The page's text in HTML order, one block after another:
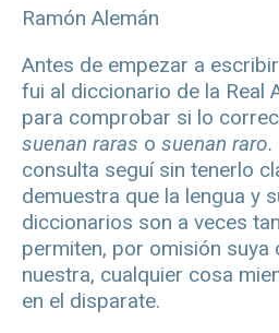
Ramón Alemán
Antes de empezar a
fui al diccionario de la Real
para comprobar si lo
suenan raras o suenan raro.
consulta seguí sin tenerlo
demuestra que la lengua y
diccionarios son a veces
permiten, por omisión suya
nuestra, cualquier cosa
en el disparate.